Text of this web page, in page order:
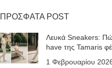
ΠΡΟΣΦΑΤΑ POST
Λευκά Sneakers:
have της Tamaris
1 Φεβρουαρίου